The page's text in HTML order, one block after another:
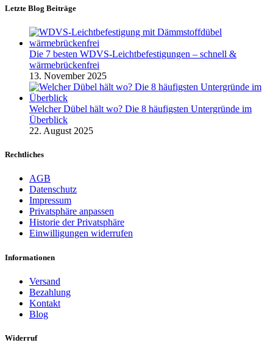
Letzte Blog Beiträge
Die 7 besten WDVS-Leichtbefestigungen – schnell &
wärmebrückenfrei
13. November 2025
Welcher Dübel hält wo? Die 8 häufigsten Untergründe im
Überblick
22. August 2025
Rechtliches
AGB
Datenschutz
Impressum
Privatsphäre anpassen
Historie der Privatsphäre
Einwilligungen widerrufen
Informationen
Versand
Bezahlung
Kontakt
Blog
Widerruf